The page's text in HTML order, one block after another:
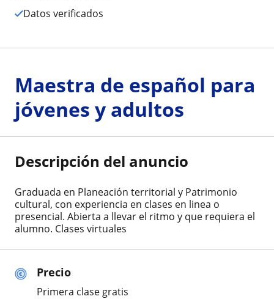
Datos verificados
Precio
Primera clase gratis
Maestra de español para
jóvenes y adultos
Descripción del anuncio
Graduada en Planeación territorial y Patrimonio
cultural, con experiencia en clases en linea o
presencial. Abierta a llevar el ritmo y que requiera el
alumno. Clases virtuales